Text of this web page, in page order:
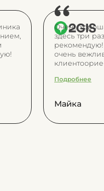
Очень
здесь три
очень
все понятно
что на
приходится
Подробнее
Майка